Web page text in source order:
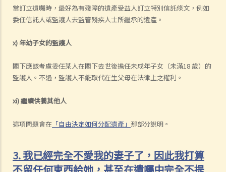
當訂立遺囑時，最好為有殘障的遺產受益人訂立特別信託條文，例如
委任信託人或監護人去監管殘疾人士所繼承的遺產。
x) 年幼子女的監護人
閣下應該考慮委任某人在閣下去世後擔任未成年子女（未滿18 歲）的
監護人。不過，監護人不能取代在生父母在法律上之權利。
xi) 繼續供養其他人
這項問題會在 「自由決定如何分配遺產」 那部分說明。
3. 我已經完全不愛我的妻子了，因此我打算
不留任何東西給她，甚至在遺囑中完全不提